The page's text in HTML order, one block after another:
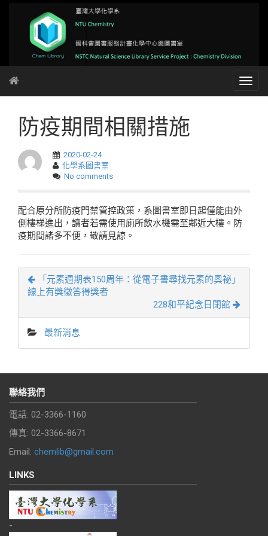
防疫期間相關措施
2020-02-24
化學系圖書室
No comments
配合原分所防疫門禁管控政策，系圖書室即日起僅能由外
側樓梯進出，讀者若需使用廁所飲水機需至鄰近大樓。防
疫期間諸多不便，敬請見諒。
「元素週期表150周年：從電子書尋找元素的奧祕」
線上有獎徵答得獎者
228和平紀念日閉館
最新消息
聯絡我們
電話: 02-3366-1160
傳真: 02-3366-8671
Email: chemlib@gmail.com
LINKS
-